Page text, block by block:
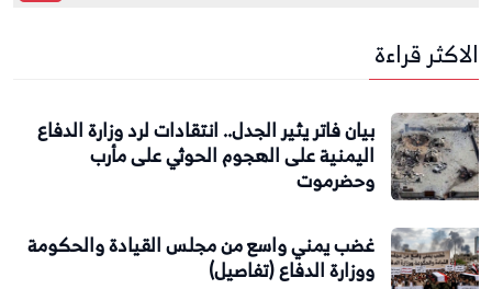
الاكثر قراءة
بيان فاتر يثير الجدل.. انتقادات لرد وزارة الدفاع
اليمنية على الهجوم الحوثي على مأرب
وحضرموت
غضب يمني واسع من مجلس القيادة والحكومة
ووزارة الدفاع (تفاصيل)